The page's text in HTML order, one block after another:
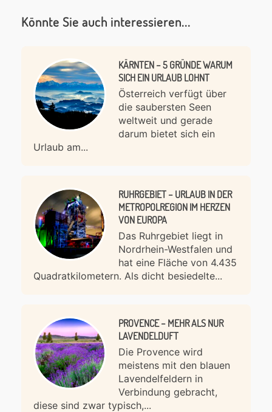
Könnte Sie auch interessieren...
KÄRNTEN – 5 GRÜNDE WARUM
SICH EIN URLAUB LOHNT
Österreich verfügt über
die saubersten Seen
weltweit und gerade
darum bietet sich ein
Urlaub am...
RUHRGEBIET – URLAUB IN DER
METROPOLREGION IM HERZEN
VON EUROPA
Das Ruhrgebiet liegt in
Nordrhein-Westfalen und
hat eine Fläche von 4.435
Quadratkilometern. Als dicht besiedelte...
PROVENCE – MEHR ALS NUR
LAVENDELDUFT
Die Provence wird
meistens mit den blauen
Lavendelfeldern in
Verbindung gebracht,
diese sind zwar typisch,...